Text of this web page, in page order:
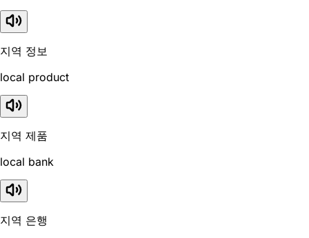
지역 정보
local product
지역 제품
local bank
지역 은행